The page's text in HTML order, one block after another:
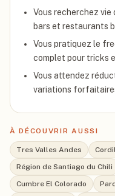
Vous recherchez vie
bars et restaurants
Vous pratiquez le
complet pour tricks
Vous attendez
variations
À DÉCOUVRIR AUSSI
Tres Valles Andes
Région de Santiago du Chili
Cumbre El Colorado